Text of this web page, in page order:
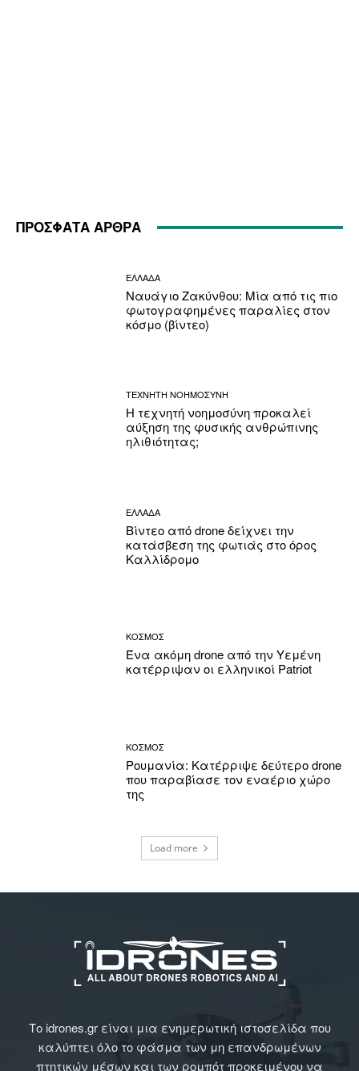
ΠΡΟΣΦΑΤΑ ΑΡΘΡΑ
ΕΛΛΑΔΑ
Ναυάγιο Ζακύνθου: Μία από τις πιο
φωτογραφημένες παραλίες στον
κόσμο (βίντεο)
ΤΕΧΝΗΤΗ ΝΟΗΜΟΣΥΝΗ
Η τεχνητή νοημοσύνη προκαλεί
αύξηση της φυσικής ανθρώπινης
ηλιθιότητας;
ΕΛΛΑΔΑ
Βίντεο από drone δείχνει την
κατάσβεση της φωτιάς στο όρος
Καλλίδρομο
ΚΟΣΜΟΣ
Ένα ακόμη drone από την Υεμένη
κατέρριψαν οι ελληνικοί Patriot
ΚΟΣΜΟΣ
Ρουμανία: Κατέρριψε δεύτερο drone
που παραβίασε τον εναέριο χώρο
της
Load more
Το idrones.gr είναι μια ενημερωτική ιστοσελίδα που
καλύπτει όλο το φάσμα των μη επανδρωμένων
πτητικών μέσων και των ρομπότ προκειμένου να